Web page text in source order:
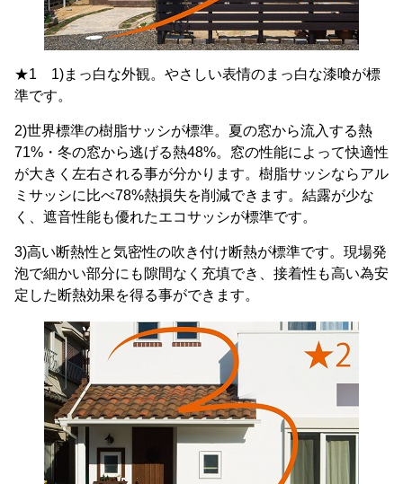
★1 1)まっ白な外観。やさしい表情のまっ白な漆喰が標
準です。
2)世界標準の樹脂サッシが標準。夏の窓から流入する熱
71%・冬の窓から逃げる熱48%。窓の性能によって快適性
が大きく左右される事が分かります。樹脂サッシならアル
ミサッシに比べ78%熱損失を削減できます。結露が少な
く、遮音性能も優れたエコサッシが標準です。
3)高い断熱性と気密性の吹き付け断熱が標準です。現場発
泡で細かい部分にも隙間なく充填でき、接着性も高い為安
定した断熱効果を得る事ができます。